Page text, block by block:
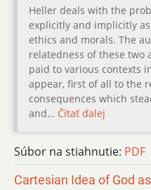
Heller deals with the
explicitly and implicitly
ethics and morals. The
relatedness of these two
paid to various contexts
appear, first of all to the
consequences which
and… Čítať ďalej
Súbor na stiahnutie: PDF
Cartesian Idea of God